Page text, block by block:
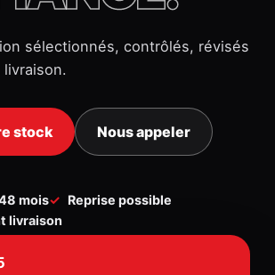
sélectionnés, contrôlés, révisés
stock Nous appeler
mois
Reprise possible
livraison